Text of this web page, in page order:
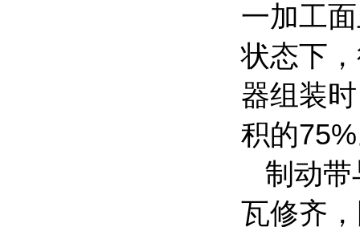
一加工
状态下
器组装
积的75%
制动带
瓦修齐